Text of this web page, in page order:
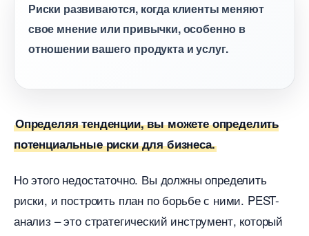
Риски развиваются, когда клиенты меняют
свое мнение или привычки, особенно
отношении вашего продукта и услуг.
Определяя тенденции, вы можете определить
потенциальные риски для бизнеса.
Но этого недостаточно. Вы должны определить
риски, и построить план по борьбе с ними. PEST-
анализ – это стратегический инструмент, который